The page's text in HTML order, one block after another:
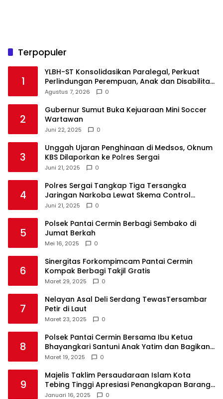
Terpopuler
1
YLBH-ST Konsolidasikan Paralegal, Perkuat
Perlindungan Perempuan, Anak dan Disabilitas
Agustus 7, 2026 0
2
Gubernur Sumut Buka Kejuaraan Mini Soccer
Wartawan
Juni 22, 2025 0
3
Unggah Ujaran Penghinaan di Medsos, Oknum
KBS Dilaporkan ke Polres Sergai
Juni 21, 2025 0
4
Polres Sergai Tangkap Tiga Tersangka
Jaringan Narkoba Lewat Skema Control
Delivery
Juni 21, 2025 0
5
Polsek Pantai Cermin Berbagi Sembako di
Jumat Berkah
Mei 16, 2025 0
6
Sinergitas Forkompimcam Pantai Cermin
Kompak Berbagi Takjil Gratis
Maret 29, 2025 0
7
Nelayan Asal Deli Serdang TewasTersambar
Petir di Laut
Maret 23, 2025 0
8
Polsek Pantai Cermin Bersama Ibu Ketua
Bhayangkari Santuni Anak Yatim dan Bagikan
Takjil
Maret 19, 2025 0
9
Majelis Taklim Persaudaraan Islam Kota
Tebing Tinggi Apresiasi Penangkapan Barang
Haram
Januari 16, 2025 0